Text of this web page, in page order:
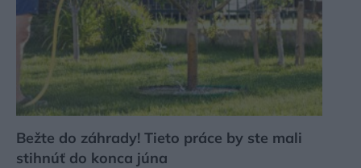
Bežte do záhrady! Tieto práce by ste mali
stihnúť do konca júna